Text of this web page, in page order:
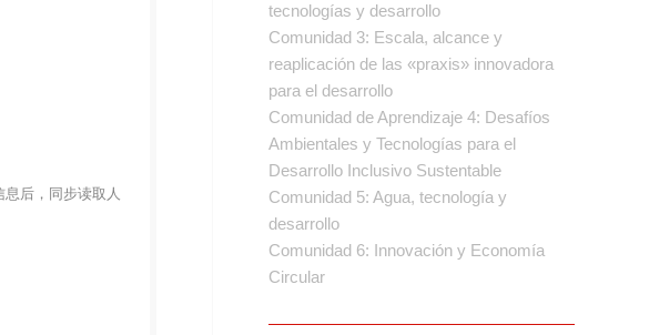
后，同步读取人
tecnologías y desarrollo
Comunidad 3: Escala, alcance y
reaplicación de las «praxis» innovadora
para el desarrollo
Comunidad de Aprendizaje 4: Desafíos
Ambientales y Tecnologías para el
Desarrollo Inclusivo Sustentable
Comunidad 5: Agua, tecnología y
desarrollo
Comunidad 6: Innovación y Economía
Circular